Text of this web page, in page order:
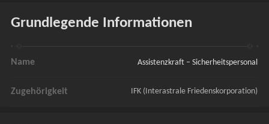
Grundlegende Informationen
Name Assistenzkraft – Sicherheitspersonal
Zugehörigkeit IFK (Interastrale Friedenskorporation)